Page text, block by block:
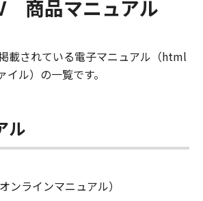
商品マニュアル
載されている電子マニュアル（html
ル）の一覧です。
ル
ンラインマニュアル）